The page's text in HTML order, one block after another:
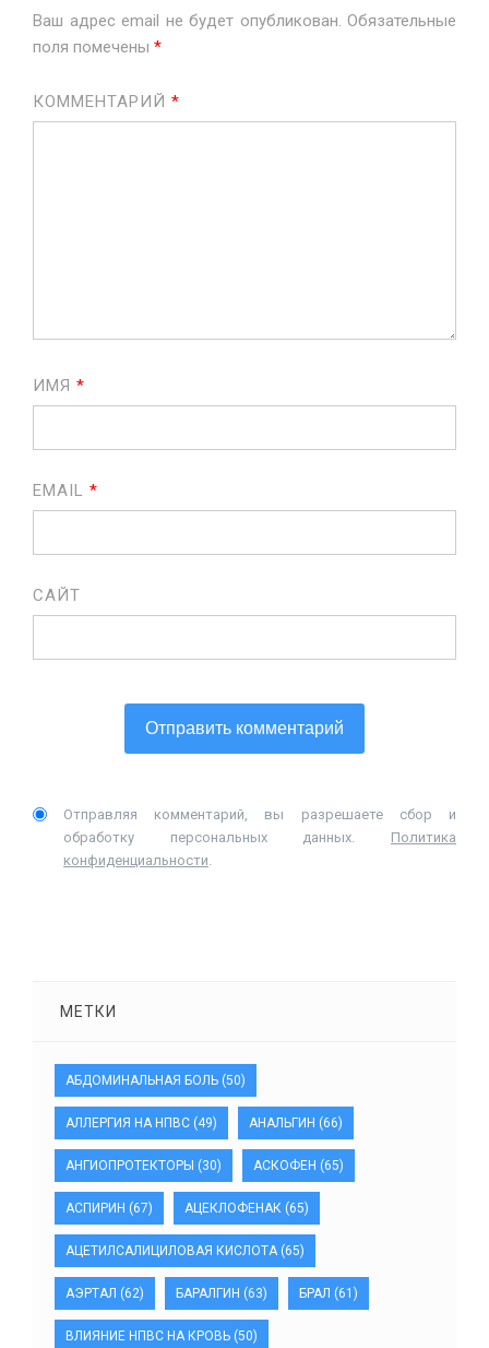
Ваш адрес email не будет опубликован. Обязательные
поля помечены *
КОММЕНТАРИЙ *
ИМЯ *
EMAIL *
САЙТ
Отправляя комментарий, вы разрешаете сбор и
обработку персональных данных. Политика
конфиденциальности.
МЕТКИ
АБДОМИНАЛЬНАЯ БОЛЬ (50)
АЛЛЕРГИЯ НА НПВС (49) АНАЛЬГИН (66)
АНГИОПРОТЕКТОРЫ (30) АСКОФЕН (65)
АСПИРИН (67) АЦЕКЛОФЕНАК (65)
АЦЕТИЛСАЛИЦИЛОВАЯ КИСЛОТА(65)
АЭРТАЛ (62) БАРАЛГИН (63) БРАЛ (61)
ВЛИЯНИЕ НПВС НА КРОВЬ (50)